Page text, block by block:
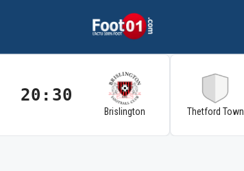
20:30
Brislington Thetford Town